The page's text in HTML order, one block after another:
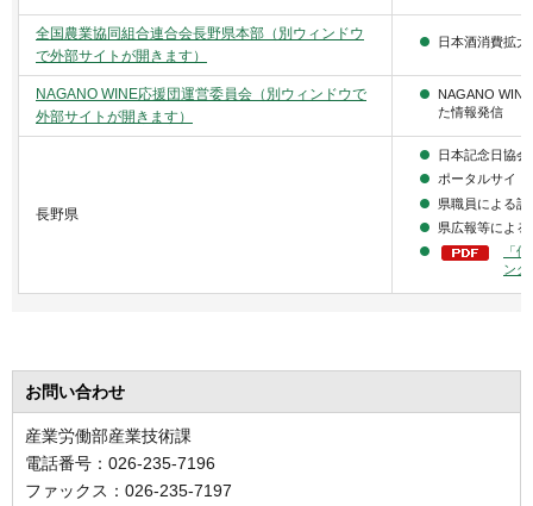
全国農業協同組合連合会長野県本部（別ウィンドウ
で外部サイトが開きます）
日本酒消費拡
NAGANO WINE応援団運営委員会（別ウィンドウで
外部サイトが開きます）
NAGANO
た情報発信
長野県
日本記念日協会
ポータルサイト
県職員による
県広報等によ
「
ング
お問い合わせ
産業労働部産業技術課
電話番号：026-235-7196
ファックス：026-235-7197